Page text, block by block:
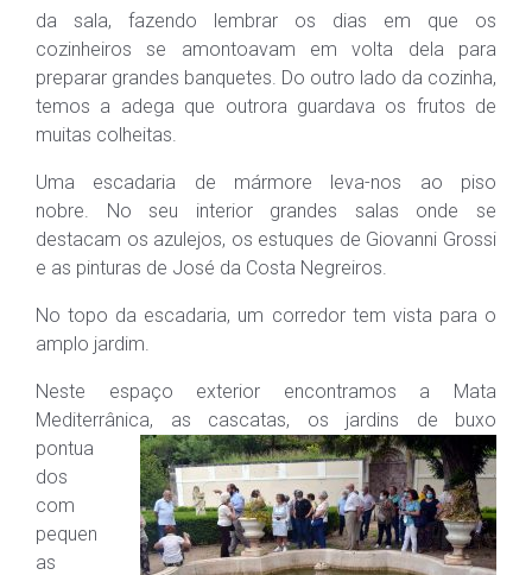
da sala, fazendo lembrar os dias em que os
cozinheiros se amontoavam em volta dela para
preparar grandes banquetes. Do outro lado da cozinha,
temos a adega que outrora guardava os frutos de
muitas colheitas.
Uma escadaria de mármore leva-nos ao piso
nobre. No seu interior grandes salas onde se
destacam os azulejos, os estuques de Giovanni Grossi
e as pinturas de José da Costa Negreiros.
No topo da escadaria, um corredor tem vista para o
amplo jardim.
Neste espaço exterior encontramos a Mata
Mediterrânica, as cascatas, os jardins de buxo
pontua
dos
com
pequen
as